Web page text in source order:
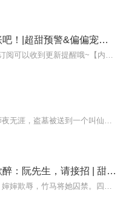
婚婚欲醉：总裁算账吧！|超甜预警&偏偏宠爱|AI电子书
【精品双播】婚婚欲醉：阮先生，请接招 | 甜宠&萌宝